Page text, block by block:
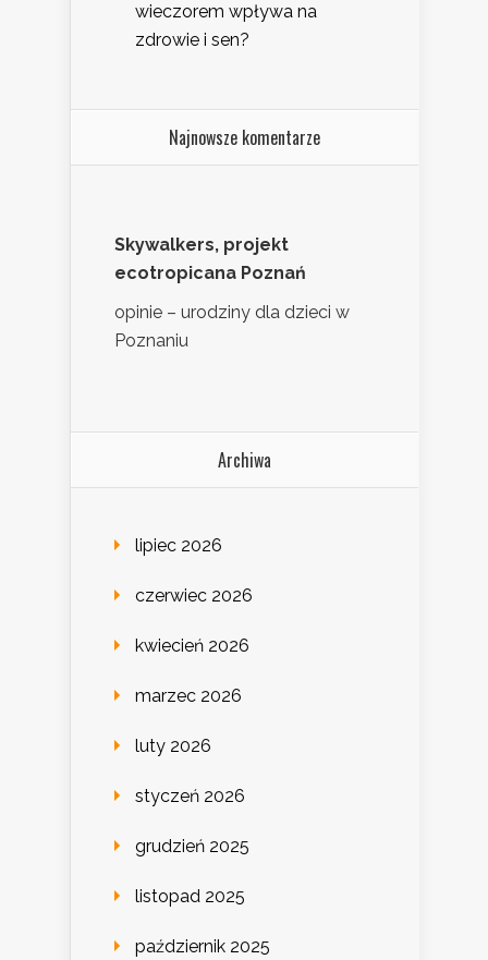
wieczorem wpływa na
zdrowie i sen?
Najnowsze komentarze
Skywalkers, projekt
ecotropicana Poznań
opinie – urodziny dla dzieci w
Poznaniu
Archiwa
lipiec 2026
czerwiec 2026
kwiecień 2026
marzec 2026
luty 2026
styczeń 2026
grudzień 2025
listopad 2025
październik 2025